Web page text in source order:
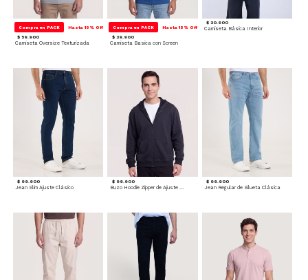
Compra en PACK Hasta 15% Off
$ 59.900
Camiseta Oversize Texturizada
Compra en PACK Hasta 15% Off
$ 39.900
Camiseta Basica con Screen
$ 20.900
Camiseta Básica Interior
$ 99.900
Jean Slim Ajuste Clásico
$ 99.900 $ 99.900
Jean Regular de Silueta Clásica